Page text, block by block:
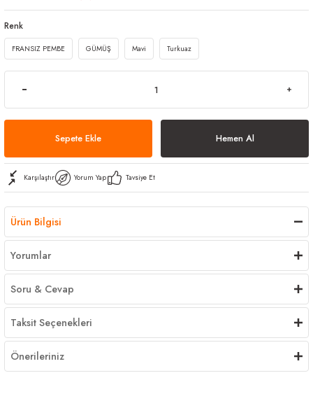
Kovalar
Renk
FRANSIZ PEMBE GÜMÜŞ Mavi Turkuaz
Sepete Ekle Hemen Al
Karşılaştır Yorum Yap Tavsiye Et
Ürün Bilgisi
Yorumlar
Soru & Cevap
Taksit Seçenekleri
Önerileriniz